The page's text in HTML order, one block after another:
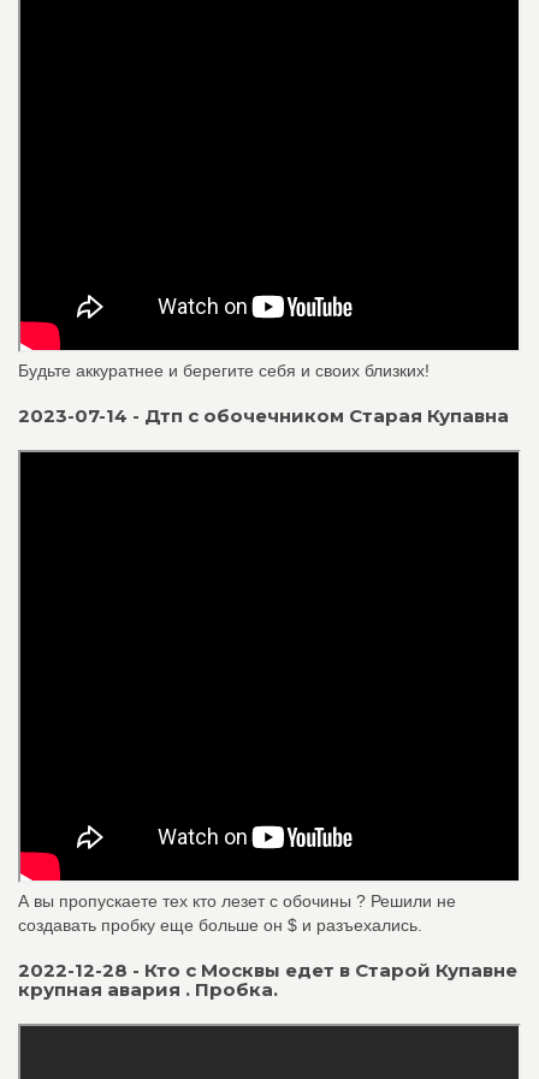
Будьте аккуратнее и берегите себя и своих близких!
2023-07-14 - Дтп с обочечником Старая Купавна
А вы пропускаете тех кто лезет с обочины ? Решили не
создавать пробку еще больше он $ и разъехались.
2022-12-28 - Кто с Москвы едет в Старой Купавне
крупная авария . Пробка.